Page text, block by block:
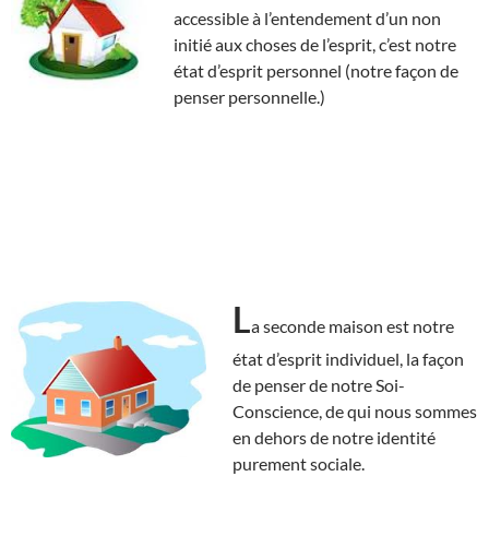
accessible à l’entendement d’un non
initié aux choses de l’esprit, c’est notre
état d’esprit personnel (notre façon de
penser personnelle.)
La seconde maison est notre
état d’esprit individuel, la façon
de penser de notre Soi-
Conscience, de qui nous sommes
en dehors de notre identité
purement sociale.